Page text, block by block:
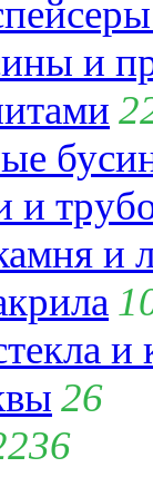
и
и
и
и
26